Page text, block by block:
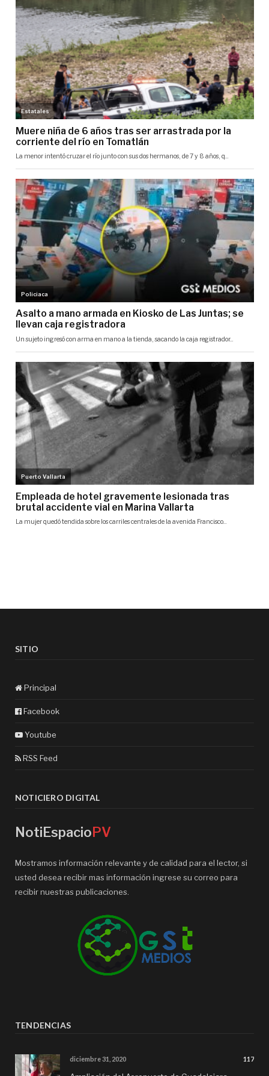
SITIO
Principal
Facebook
Youtube
RSS Feed
NOTICIERO DIGITAL
NotiEspacioPV
Mostramos información relevante y de calidad para el lector, si
usted desea recibir mas información ingrese su correo para
recibir nuestras publicaciones.
TENDENCIAS
diciembre 31, 2020 117